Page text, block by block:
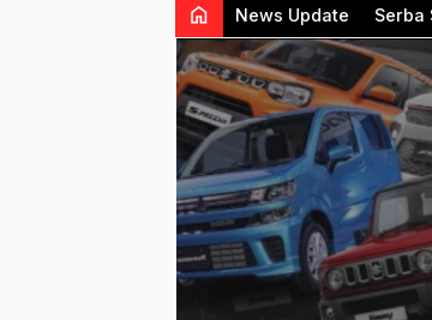
home News Update Serba